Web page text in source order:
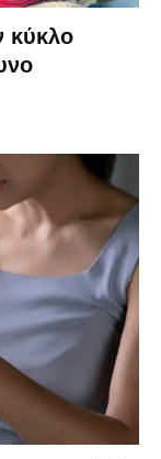
κύκλο